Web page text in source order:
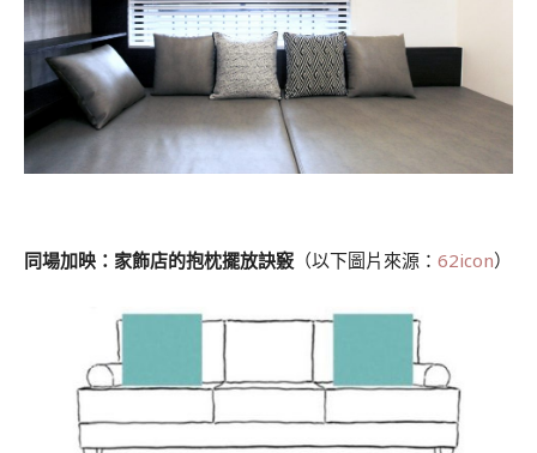
同場加映：家飾店的抱枕擺放訣竅 （以下圖片來源： 62icon）